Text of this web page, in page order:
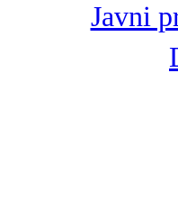
Javni